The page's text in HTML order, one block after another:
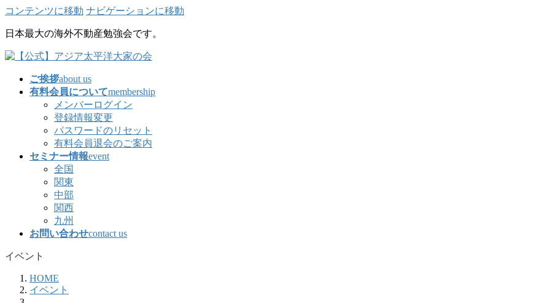
コンテンツに移動 ナビゲーションに移動
日本最大の海外不動産勉強会です。
ご挨拶about us
有料会員についてmembership
メンバーログイン
登録情報変更
パスワードのリセット
有料会員退会のご案内
セミナー情報event
全国
関東
中部
関西
九州
お問い合わせcontact us
イベント
HOME
イベント